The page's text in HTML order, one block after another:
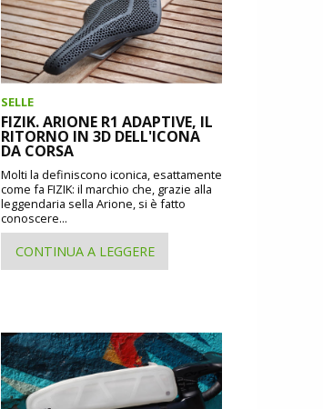
SELLE
FIZIK. ARIONE R1 ADAPTIVE, IL
RITORNO IN 3D DELL'ICONA
DA CORSA
Molti la definiscono iconica, esattamente
come fa FIZIK: il marchio che, grazie alla
leggendaria sella Arione, si è fatto
conoscere...
CONTINUA A LEGGERE